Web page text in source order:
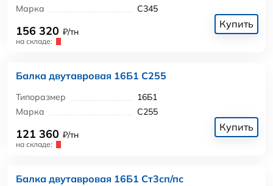
Марка
С345
156 320 ₽/тн
на складе:
Купить
Балка двутавровая 16Б1 С255
Типоразмер
16Б1
Марка
С255
121 360 ₽/тн
на складе:
Купить
Балка двутавровая 16Б1 Ст3сп/пс